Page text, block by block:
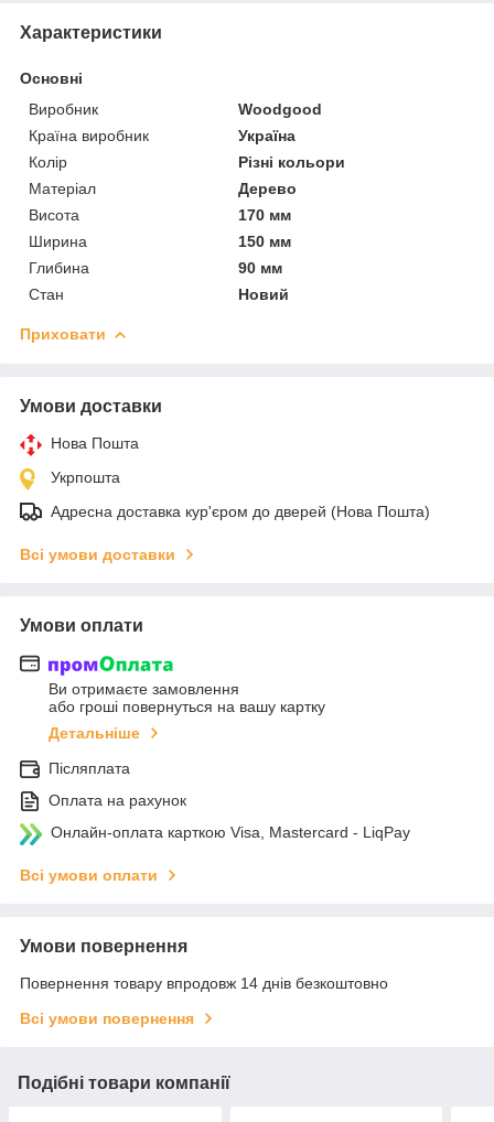
Характеристики
Основні
Виробник
Woodgood
Країна виробник
Україна
Колір
Різні кольори
Матеріал
Дерево
Висота
170 мм
Ширина
150 мм
Глибина
90 мм
Стан
Новий
Приховати
Умови доставки
Нова Пошта
Укрпошта
Адресна доставка кур'єром до дверей (Нова Пошта)
Всі умови доставки
Умови оплати
Ви отримаєте замовлення
або гроші повернуться на вашу картку
Детальніше
Післяплата
Оплата на рахунок
Онлайн-оплата карткою Visa, Mastercard - LiqPay
Всі умови оплати
Умови повернення
Повернення товару впродовж 14 днів безкоштовно
Всі умови повернення
Подібні товари компанії